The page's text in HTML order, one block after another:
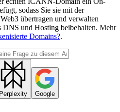
sodass Sie sie mit der
übertragen und verwalten
DNS und Hosting beibehalten. Mehr
Domains?.
Perplexity Google